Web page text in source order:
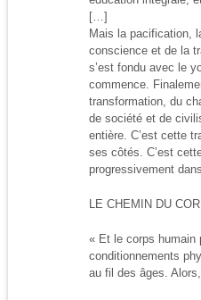
[…]
Mais la pacification,
conscience et de la
s’est fondu avec le
commence.
transformation, du
de société et de
entière. C’est cette
ses côtés. C’est
progressivement
LE CHEMIN DU
« Et le corps humain
conditionnements
au fil des âges.